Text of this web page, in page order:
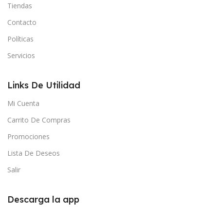
Tiendas
Contacto
Políticas
Servicios
Links De Utilidad
Mi Cuenta
Carrito De Compras
Promociones
Lista De Deseos
Salir
Descarga la app